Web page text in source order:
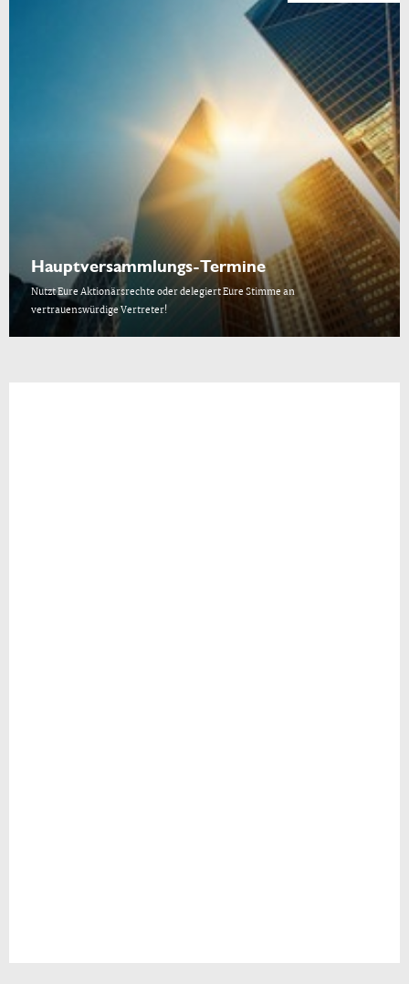
Hauptversammlungs-Termine
Nutzt Eure Aktionärsrechte oder delegiert Eure Stimme an
vertrauenswürdige Vertreter!